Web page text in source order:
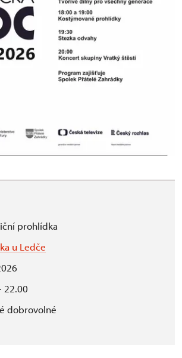
prohlídka
u Ledče
22.00
dobrovolné